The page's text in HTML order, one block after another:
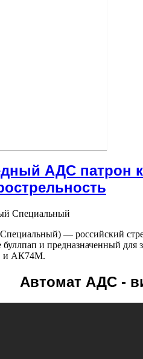
АДС патрон
— российский
и предназначенный для
и АК74М.
Автомат АДС -